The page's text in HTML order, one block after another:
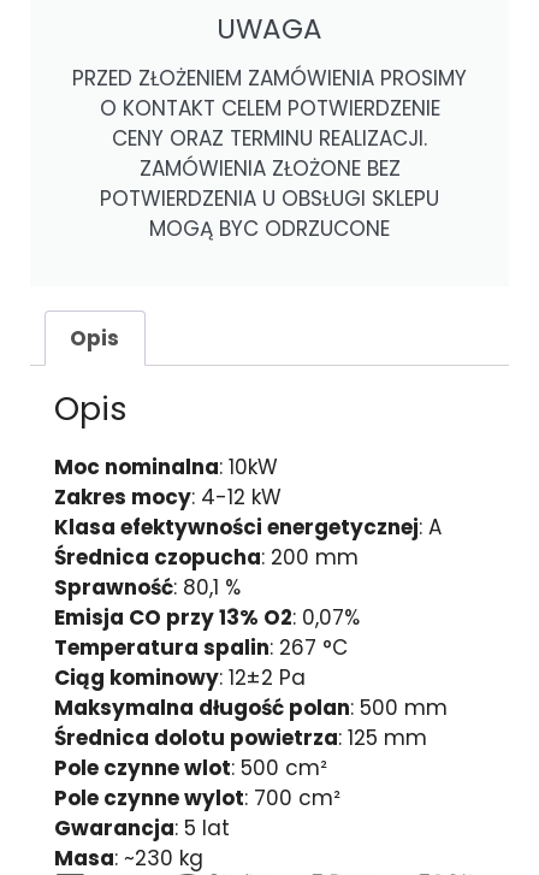
UWAGA
PRZED ZŁOŻENIEM ZAMÓWIENIA PROSIMY
O KONTAKT CELEM POTWIERDZENIE
CENY ORAZ TERMINU REALIZACJI.
ZAMÓWIENIA ZŁOŻONE BEZ
POTWIERDZENIA U OBSŁUGI SKLEPU
MOGĄ BYC ODRZUCONE
Opis
Opis
Moc nominalna: 10kW
Zakres mocy: 4-12 kW
Klasa efektywności energetycznej: A
Średnica czopucha: 200 mm
Sprawność: 80,1 %
Emisja CO przy 13% O2: 0,07%
Temperatura spalin: 267 °C
Ciąg kominowy: 12±2 Pa
Maksymalna długość polan: 500 mm
Średnica dolotu powietrza: 125 mm
Pole czynne wlot: 500 cm²
Pole czynne wylot: 700 cm²
Gwarancja: 5 lat
Masa: ~230 kg